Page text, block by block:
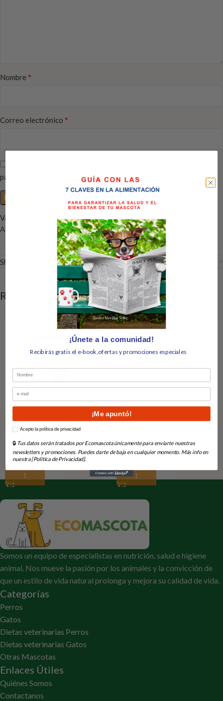
Valoraciones
Aún no hay reseñas
Nombre *
Correo electrónico *
para la próxima vez que comente.
Shipping & Delivery
RELATED PRODUCTS
Kong Natural Catnip 28.3 gr
En Stock
6,65€
Añadir Al Carrito
Kong squeaker tennis ball
En Stock
Añadir Al Carrito
Somos un equipo de especialistas en nutrición, salud e higiene
animal. Nos mueve la pasión por los animales y la convicción de
que un estilo de vida natural prolonga y mejora su calidad de vida.
Categorías
Perros
Gatos
Dietas veterinarias Perros
Dietas veterinarias Gatos
Otras Mascotas
Enlaces Útiles
Quiénes Somos
Contactanos
¡Únete a la comunidad!
Recibirás gratis el e-book,ofertas y promociones especiales
Nombre
Email
¡Me apuntó!
How would you like to hear from us?
Acepto la política de privacidad
🔒 Tus datos serán tratados por Ecomascota únicamente para enviarte nuestras
newsletters y promociones. Puedes darte de baja en cualquier momento. Más info en
nuestra [Política de Privacidad].